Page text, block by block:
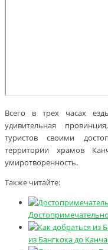
Всего в трех часах
удивительная
туристов своими
территории храмов
умиротворенность.
Также читайте:
из Бангкока до